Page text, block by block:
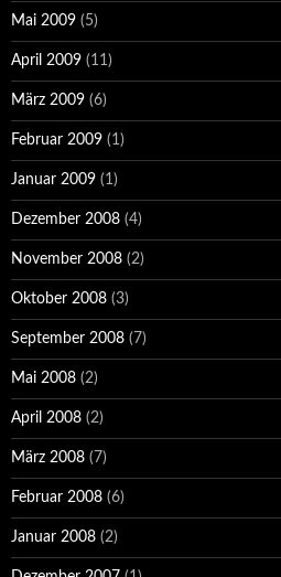
Mai 2009 (5)
April 2009 (11)
März 2009 (6)
Februar 2009 (1)
Januar 2009 (1)
Dezember 2008 (4)
November 2008 (2)
Oktober 2008 (3)
September 2008 (7)
Mai 2008 (2)
April 2008 (2)
März 2008 (7)
Februar 2008 (6)
Januar 2008 (2)